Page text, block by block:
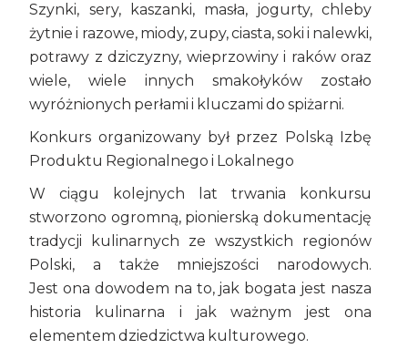
Szynki, sery, kaszanki, masła, jogurty, chleby
żytnie i razowe, miody, zupy, ciasta, soki i nalewki,
potrawy z dziczyzny, wieprzowiny i raków oraz
wiele, wiele innych smakołyków zostało
wyróżnionych perłami i kluczami do spiżarni.
Konkurs organizowany był przez Polską Izbę
Produktu Regionalnego i Lokalnego
W ciągu kolejnych lat trwania konkursu
stworzono ogromną, pionierską dokumentację
tradycji kulinarnych ze wszystkich regionów
Polski, a także mniejszości narodowych.
Jest ona dowodem na to, jak bogata jest nasza
historia kulinarna i jak ważnym jest ona
elementem dziedzictwa kulturowego.